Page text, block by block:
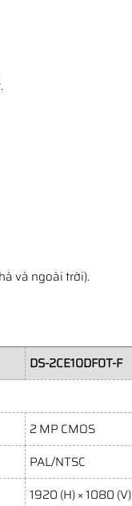
và ngoài trời).
DS-2CE10DF0T-F
2 MP CMOS
PAL/NTSC
1920 (H) × 1080 (V)